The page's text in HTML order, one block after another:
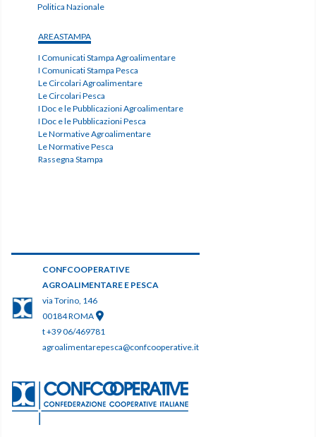
CONFCOOPERATIVE
AGROALIMENTARE E PESCA
via Torino, 146
00184 ROMA
t +39 06/469781
agroalimentarepesca@confcooperative.it
Politica Nazionale
AREASTAMPA
I Comunicati Stampa Agroalimentare
I Comunicati Stampa Pesca
Le Circolari Agroalimentare
Le Circolari Pesca
I Doc e le Pubblicazioni Agroalimentare
I Doc e le Pubblicazioni Pesca
Le Normative Agroalimentare
Le Normative Pesca
Rassegna Stampa